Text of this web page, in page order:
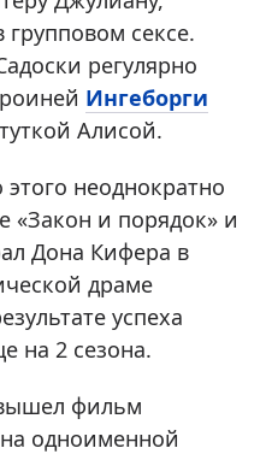
групповом сексе.
регулярно
Ингеборги
Алисой.
неоднократно
«Закон и порядок» и
Дона Кифера в
драме
успеха
на 2 сезона.
фильм
одноименной